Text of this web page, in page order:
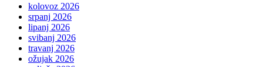
kolovoz 2026
srpanj 2026
lipanj 2026
svibanj 2026
travanj 2026
ožujak 2026